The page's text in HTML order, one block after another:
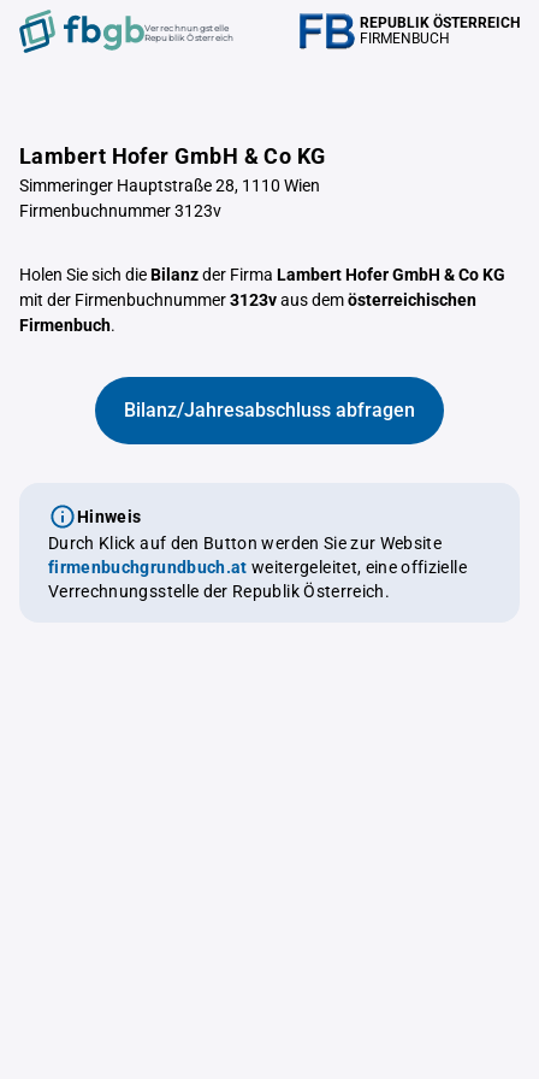
Verrechnungstelle
Republik Österreich
REPUBLIK ÖSTERREICH
FIRMENBUCH
Lambert Hofer GmbH & Co KG
Simmeringer Hauptstraße 28, 1110 Wien
Firmenbuchnummer 3123v
Holen Sie sich dieBilanzder Firma Lambert Hofer GmbH & Co KG
mit der Firmenbuchnummer3123vaus demösterreichischen
Firmenbuch.
Bilanz/Jahresabschluss abfragen
Hinweis
Durch Klick auf den Button werden Sie zur Website
firmenbuchgrundbuch.at weitergeleitet, eine offizielle
Verrechnungsstelle der Republik Österreich.